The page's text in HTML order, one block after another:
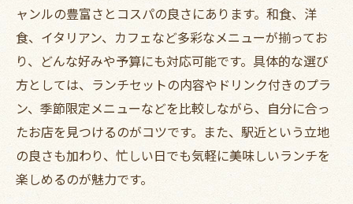
ャンルの豊富さとコスパの良さにあります。和食、洋
食、イタリアン、カフェなど多彩なメニューが揃ってお
り、どんな好みや予算にも対応可能です。具体的な選び
方としては、ランチセットの内容やドリンク付きのプラ
ン、季節限定メニューなどを比較しながら、自分に合っ
たお店を見つけるのがコツです。また、駅近という立地
の良さも加わり、忙しい日でも気軽に美味しいランチを
楽しめるのが魅力です。